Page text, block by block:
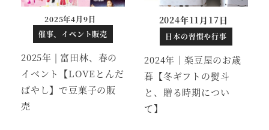
2025年 | 富田林、春の
イベント【LOVEとんだ
ばやし】で豆菓子の販
売
2025年4月9日
催事、イベント販売
2024年｜楽豆屋のお歳
暮【冬ギフトの熨斗
と、贈る時期につい
て】
投稿日
2024年11月17日
日本の習慣や行事